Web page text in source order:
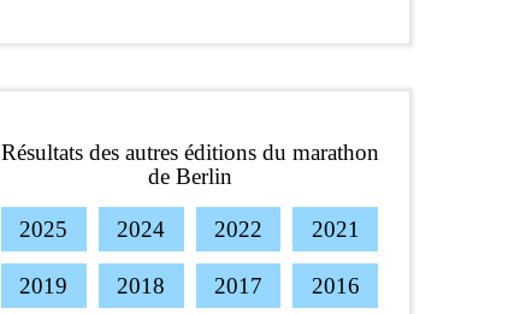
Résultats des autres éditions du marathon
de Berlin
2025 2024 2022 2021
2019 2018 2017 2016